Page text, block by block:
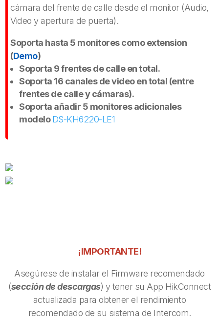
cámara del frente de calle desde el monitor (Audio,
Video y apertura de puerta).
Soporta hasta 5 monitores como extension
(Demo)
Soporta 9 frentes de calle en total.
Soporta 16 canales de video en total (entre
frentes de calle y cámaras).
Soporta añadir 5 monitores adicionales
modeloDS-KH6220-LE1
¡IMPORTANTE!
Asegúrese de instalar el Firmware recomendado
(sección de descargas) y tener su App HikConnect
actualizada para obtener el rendimiento
recomendado de su sistema de Intercom.